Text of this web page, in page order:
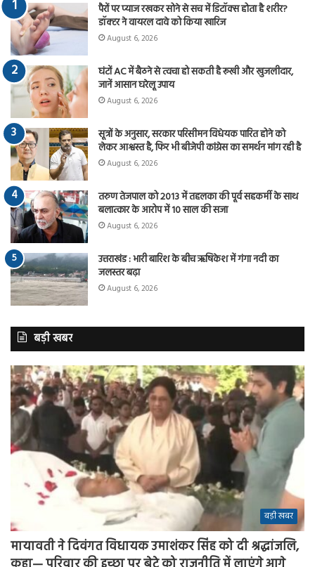
पैरों पर प्याज रखकर सोने से सच में डिटॉक्स होता है शरीर?
डॉक्टर ने वायरल दावे को किया खारिज
August 6, 2026
घंटों AC में बैठने से त्वचा हो सकती है रूखी और खुजलीदार,
जानें आसान घरेलू उपाय
August 6, 2026
सूत्रों के अनुसार, सरकार परिसीमन विधेयक पारित होने को
लेकर आश्वस्त है, फिर भी बीजेपी कांग्रेस का समर्थन मांग रही है
August 6, 2026
तरुण तेजपाल को 2013 में तहलका की पूर्व सहकर्मी के साथ
बलात्कार के आरोप में 10 साल की सजा
August 6, 2026
उत्तराखंड : भारी बारिश के बीच ऋषिकेश में गंगा नदी का
जलस्तर बढ़ा
August 6, 2026
बड़ी खबर
बड़ी खबर
मायावती ने दिवंगत विधायक उमाशंकर सिंह को दी श्रद्धांजलि,